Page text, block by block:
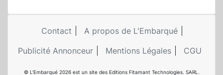
Contact
A propos de L'Embarqué
Publicité Annonceur
Mentions Légales CGU
© L'Embarqué 2026 est un site des Editions Fitamant Technologies. SARL.